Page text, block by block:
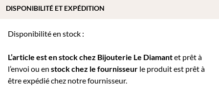
Disponibilité en stock :
L’article est en stock chez Bijouterie Le Diamantet prêt à
l’envoi ou en stock chez le fournisseur le produit est prêt à
être expédié chez notre fournisseur.
DISPONIBILITÉ ET EXPÉDITION